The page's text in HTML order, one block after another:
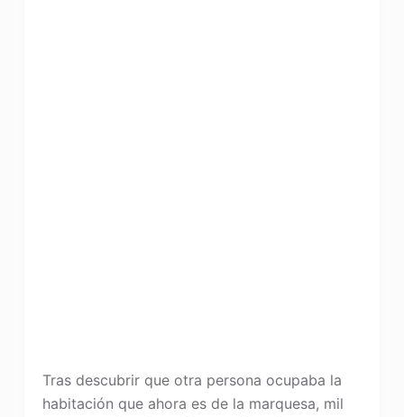
Tras descubrir que otra persona ocupaba la
habitación que ahora es de la marquesa, mil